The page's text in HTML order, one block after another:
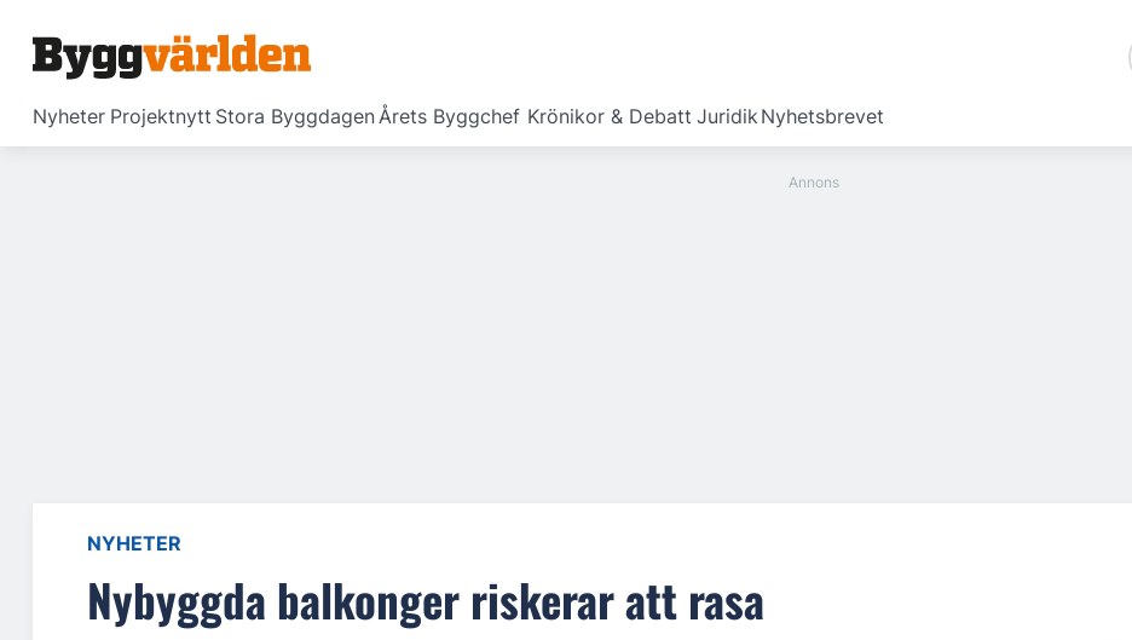
Nyheter Projektnytt Stora ByggdagenÅrets Byggchef Krönikor & Debatt JuridikNyhetsbrevet
NYHETER
Nybyggda balkonger riskerar att rasa